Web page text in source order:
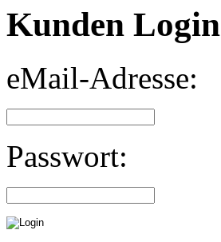
Kunden Login
eMail-Adresse:
Passwort: